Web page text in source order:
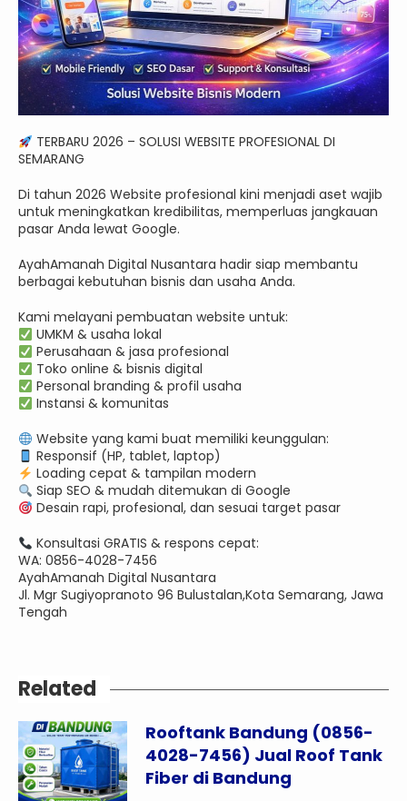
TERBARU 2026 – SOLUSI WEBSITE PROFESIONAL DI
SEMARANG
Di tahun 2026 Website profesional kini menjadi aset wajib
untuk meningkatkan kredibilitas, memperluas jangkauan
pasar Anda lewat Google.
AyahAmanah Digital Nusantara hadir siap membantu
berbagai kebutuhan bisnis dan usaha Anda.
Kami melayani pembuatan website untuk:
UMKM & usaha lokal
Perusahaan & jasa profesional
Toko online & bisnis digital
Personal branding & profil usaha
Instansi & komunitas
Website yang kami buat memiliki keunggulan:
Responsif (HP, tablet, laptop)
Loading cepat & tampilan modern
Siap SEO & mudah ditemukan di Google
Desain rapi, profesional, dan sesuai target pasar
Konsultasi GRATIS & respons cepat:
WA: 0856-4028-7456
AyahAmanah Digital Nusantara
Jl. Mgr Sugiyopranoto 96 Bulustalan,Kota Semarang, Jawa
Tengah
Related
Rooftank Bandung (0856-
4028-7456) Jual Roof Tank
Fiber di Bandung